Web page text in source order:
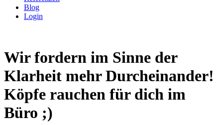
Blog
Login
Wir fordern im Sinne der
Klarheit mehr Durcheinander!
Köpfe rauchen für dich im
Büro ;)